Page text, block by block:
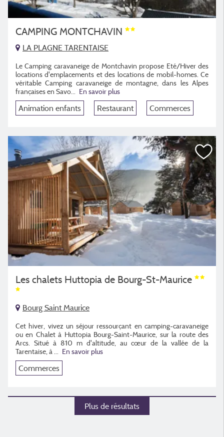
CAMPING MONTCHAVIN
LA PLAGNE TARENTAISE
Le Camping caravaneige de Montchavin propose Eté/Hiver des
locations d'emplacements et des locations de mobil-homes. Ce
véritable Camping caravaneige de montagne, dans les Alpes
françaises en Savo...
En savoir plus
Animation enfants Restaurant Commerces
Les chalets Huttopia de Bourg-St-Maurice
Bourg Saint Maurice
Cet hiver, vivez un séjour ressourçant en camping-caravaneige
ou en Chalet à Huttopia Bourg-Saint-Maurice, sur la route des
Arcs. Situé à 810 m d'altitude, au cœur de la vallée de la
Tarentaise, à ...
En savoir plus
Commerces
Plus de résultats